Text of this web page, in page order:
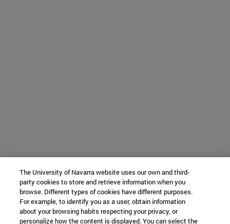
The University of Navarra website uses our own and third-
party cookies to store and retrieve information when you
browse. Different types of cookies have different purposes.
For example, to identify you as a user, obtain information
about your browsing habits respecting your privacy, or
personalize how the content is displayed. You can select the